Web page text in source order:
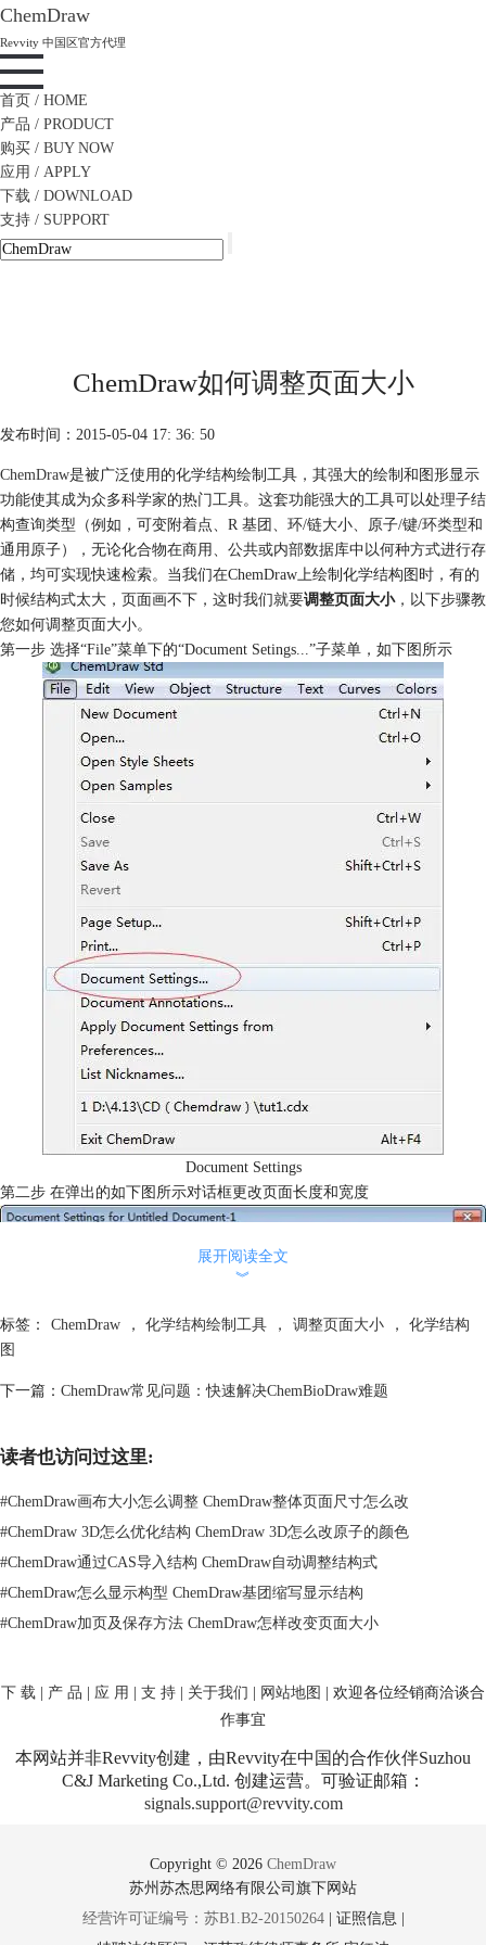
ChemDraw
Revvity 中国区官方代理
首页 / HOME
产品 / PRODUCT
购买 / BUY NOW
应用 / APPLY
下载 / DOWNLOAD
支持 / SUPPORT
ChemDraw如何调整页面大小
发布时间：2015-05-04 17: 36: 50
ChemDraw是被广泛使用的化学结构绘制工具，其强大的绘制和图形显示
功能使其成为众多科学家的热门工具。这套功能强大的工具可以处理子结
构查询类型（例如，可变附着点、R 基团、环/链大小、原子/键/环类型和
通用原子），无论化合物在商用、公共或内部数据库中以何种方式进行存
储，均可实现快速检索。当我们在ChemDraw上绘制化学结构图时，有的
时候结构式太大，页面画不下，这时我们就要调整页面大小，以下步骤教
您如何调整页面大小。
第一步 选择“File”菜单下的“Document Setings...”子菜单，如下图所示
Document Settings
第二步 在弹出的如下图所示对话框更改页面长度和宽度
Document Settings for Untitled Document-1对话框
第三步 修改好页面的长度和宽度，点击“OK”按钮，页面尺寸就会改变,用
并且结合了强大的化学智能技术，集成 ChemOffice 套件和许多第三方产
品，受到成千上万用户的喜爱。 通过学习以上调整页面大小的入门教
程，任何用户都可以快速上手。如您还需ChemDraw的入门教程或者使用
技巧请访问ChemDraw中文官网。
展开阅读全文
︾
标签： ChemDraw ， 化学结构绘制工具 ， 调整页面大小 ，
化学结构
图
下一篇： ChemDraw常见问题：快速解决ChemBioDraw难题
读者也访问过这里:
#ChemDraw画布大小怎么调整 ChemDraw整体页面尺寸怎么改
#ChemDraw 3D怎么优化结构 ChemDraw 3D怎么改原子的颜色
#ChemDraw通过CAS导入结构 ChemDraw自动调整结构式
#ChemDraw怎么显示构型 ChemDraw基团缩写显示结构
#ChemDraw加页及保存方法 ChemDraw怎样改变页面大小
下 载 产 品 应 用 支 持 关于我们 网站地图
| 欢迎各位经销商洽谈合
作事宜
本网站并非Revvity创建，由Revvity在中国的合作伙伴Suzhou
C&J Marketing Co.,Ltd. 创建运营。可验证邮箱：
signals.support@revvity.com
Copyright © 2026 ChemDraw
苏州苏杰思网络有限公司旗下网站
经营许可证编号：苏B1.B2-20150264| 证照信息